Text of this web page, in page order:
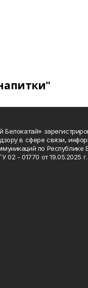
Белокатай»
в сфере связи,
по Республике
- 01770 от 19.05.2025 г.